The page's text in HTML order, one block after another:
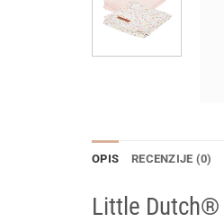
OPIS RECENZIJE (0)
Little Dutch®